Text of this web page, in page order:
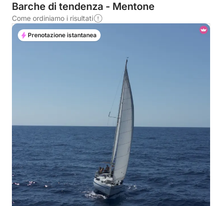
Barche di tendenza - Mentone
Come ordiniamo i risultati
Prenotazione istantanea